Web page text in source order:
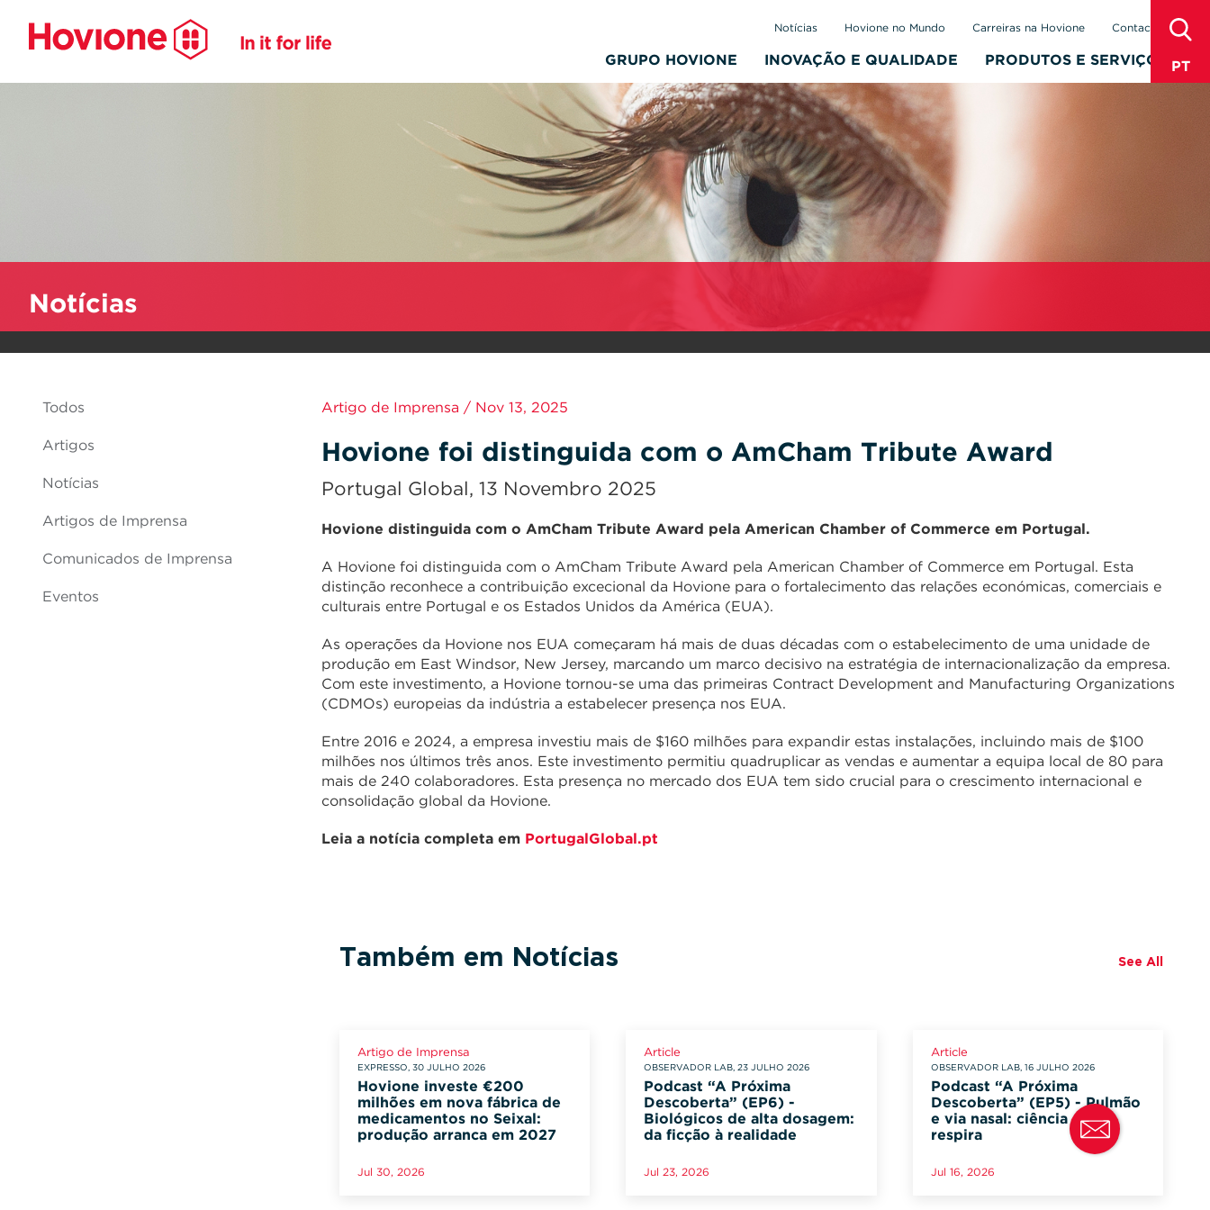
PT
GRUPO HOVIONE INOVAÇÃO E QUALIDADE PRODUTOS E SERVIÇOS
Notícias Hovione no Mundo Carreiras na Hovione Contactos
Notícias
Todos
Artigos
Notícias
Artigos de Imprensa
Comunicados de Imprensa
Eventos
Artigo de Imprensa / Nov 13, 2025
Hovione foi distinguida com o AmCham Tribute Award
Portugal Global, 13 Novembro 2025
Hovione distinguida com o AmCham Tribute Award pela American Chamber of Commerce em Portugal.
A Hovione foi distinguida com o AmCham Tribute Award pela American Chamber of Commerce em Portugal. Esta
distinção reconhece a contribuição excecional da Hovione para o fortalecimento das relações económicas, comerciais e
culturais entre Portugal e os Estados Unidos da América (EUA).
As operações da Hovione nos EUA começaram há mais de duas décadas com o estabelecimento de uma unidade de
produção em East Windsor, New Jersey, marcando um marco decisivo na estratégia de internacionalização da empresa.
Com este investimento, a Hovione tornou-se uma das primeiras Contract Development and Manufacturing Organizations
(CDMOs) europeias da indústria a estabelecer presença nos EUA.
Entre 2016 e 2024, a empresa investiu mais de $160 milhões para expandir estas instalações, incluindo mais de $100
milhões nos últimos três anos. Este investimento permitiu quadruplicar as vendas e aumentar a equipa local de 80 para
mais de 240 colaboradores. Esta presença no mercado dos EUA tem sido crucial para o crescimento internacional e
consolidação global da Hovione.
Leia a notícia completa em PortugalGlobal.pt
Também em Notícias See All
Artigo de Imprensa
EXPRESSO, 30 JULHO 2026
Hovione investe €200
milhões em nova fábrica de
medicamentos no Seixal:
produção arranca em 2027
Jul 30, 2026
Article
OBSERVADOR LAB, 23 JULHO 2026
Podcast “A Próxima
Descoberta” (EP6) -
Biológicos de alta dosagem:
da ficção à realidade
Jul 23, 2026
Article
OBSERVADOR LAB, 16 JULHO 2026
Podcast “A Próxima
Descoberta” (EP5) - Pulmão
e via nasal: ciência que
respira
Jul 16, 2026